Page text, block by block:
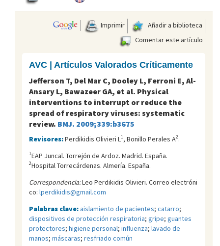
Imprimir
Añadir a biblioteca
Comentar este artículo
AVC | Artículos Valorados Críticamente
Jefferson T, Del Mar C, Dooley L, Ferroni E, Al-
Ansary L, Bawazeer GA, et al. Physical
interventions to interrupt or reduce the
spread of respiratory viruses: systematic
review. BMJ. 2009;339:b3675
Revisores:Perdikidis Olivieri L 1, Bonillo Perales A2.
1EAP Juncal. Torrejón de Ardoz. Madrid. España.
2Hospital Torrecárdenas. Almería. España.
Correspondencia:Leo Perdikidis Olivieri. Correo electróni
co: lperdikidis@gmail.com
Palabras clave:aislamiento de pacientes; catarro;
dispositivos de protección respiratoria; gripe; guantes
protectores; higiene personal; influenza; lavado de
manos; máscaras; resfriado común